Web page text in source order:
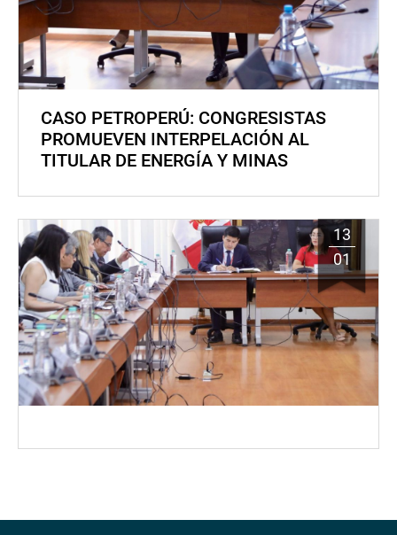
CASO PETROPERÚ: CONGRESISTAS
PROMUEVEN INTERPELACIÓN AL
TITULAR DE ENERGÍA Y MINAS
13
01